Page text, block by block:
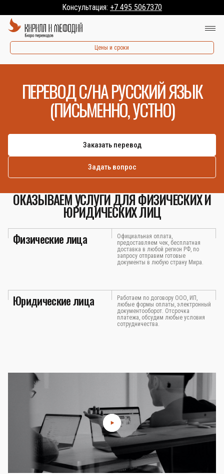
Консультация: +7 495 5067370
Цены и сроки
ПЕРЕВОД С/НА РУССКИЙ ЯЗЫК
(ПИСЬМЕННО, УСТНО)
Заказать перевод
Задать вопрос
ОКАЗЫВАЕМ УСЛУГИ ДЛЯ ФИЗИЧЕСКИХ И
ЮРИДИЧЕСКИХ ЛИЦ
Физические лица
Официальная оплата,
предоставляем чек, бесплатная
доставка в любой регион РФ, по
запросу отправим готовые
документы в любую страну Мира.
Юридические лица
Работаем по договору ООО, ИП,
любые формы оплаты, электронный
документооборот. Отсрочка
платежа, обсудим любые условия
сотрудничества.